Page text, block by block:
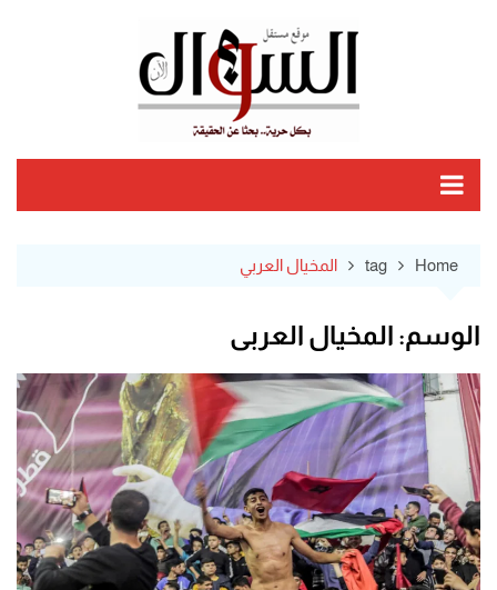
Home
tag المخيال العربي
الوسم: المخيال العربي